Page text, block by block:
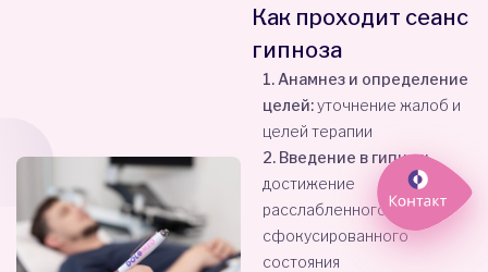
Как проходит сеанс
гипноза
1. Анамнез и определение
целей:уточнение жалоб и
целей терапии
2. Введение в гипноз:
достижение
расслабленного,
сфокусированного
состояния